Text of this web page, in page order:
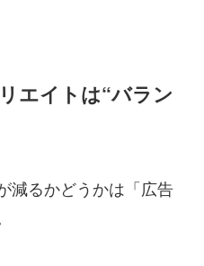
エイトは“バラン
減るかどうかは「広告